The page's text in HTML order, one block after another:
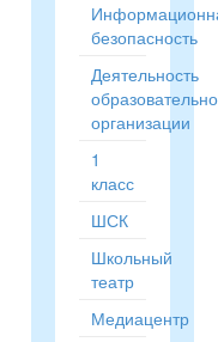
безопасность
Деятельность
организации
1
класс
ШСК
Школьный
театр
Медиацентр